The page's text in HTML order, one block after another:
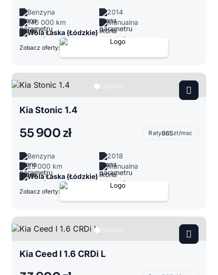
Benzyna
2014
140 000 km
Manualna
Wola Łaska (Łódzkie)
Zobacz oferty:
Kia Stonic 1.4
55 900 zł Raty865zł/msc
Benzyna
2018
25 000 km
Manualna
Wola Łaska (Łódzkie)
Zobacz oferty:
Kia Ceed I 1.6 CRDi L